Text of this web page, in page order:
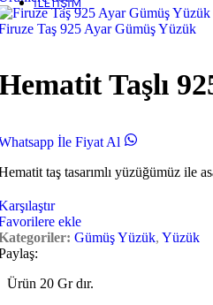
İLETIŞIM
Taş 925 Ayar Gümüş Yüzük
Taşlı
İle Fiyat Al
taş tasarımlı yüzüğümüz ile
ekle
Gümüş Yüzük, Yüzük
Ürün 20 Gr dır.